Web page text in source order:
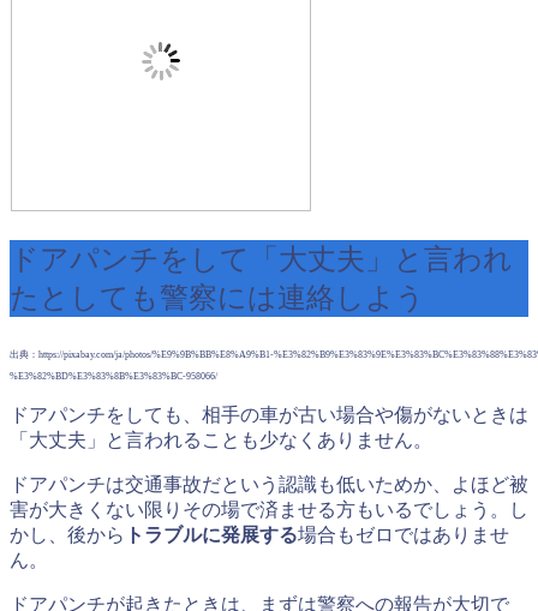
ドアパンチをして「大丈夫」と言われ
たとしても警察には連絡しよう
出典：https://pixabay.com/ja/photos/%E9%9B%BB%E8%A9%B1-
%E3%82%BD%E3%83%8B%E3%83%BC-958066/
ドアパンチをしても、相手の車が古い場合や傷がないときは
「大丈夫」と言われることも少なくありません。
ドアパンチは交通事故だという認識も低いためか、よほど被
害が大きくない限りその場で済ませる方もいるでしょう。し
かし、後から トラブルに発展する場合もゼロではありませ
ん。
ドアパンチが起きたときは、まずは警察への報告が大切で